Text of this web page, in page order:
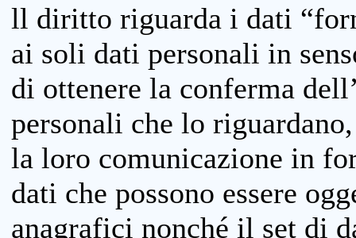
ll diritto riguarda i dati
ai soli dati personali in
di ottenere la conferma
personali che lo
la loro comunicazione in
dati che possono essere
anagrafici nonché il set di